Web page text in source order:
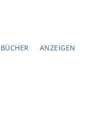
BÜCHER ANZEIGEN